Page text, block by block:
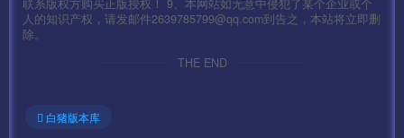
http://IP:99/pay.php
http://IP:99/gmht/gm.php
联系版权方购买正版授权！ 9、本网站如无意中侵犯了某个企业或个
人的知识产权，请发邮件2639785799@qq.com到告之，本站将立即删
除。
THE END
白猪版本库